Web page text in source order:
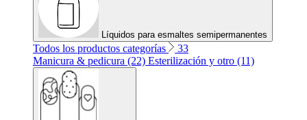
Líquidos para esmaltes semipermanentes
Todos los productos categorías
33
Manicura & pedicura (22) Esterilización y otro (11)